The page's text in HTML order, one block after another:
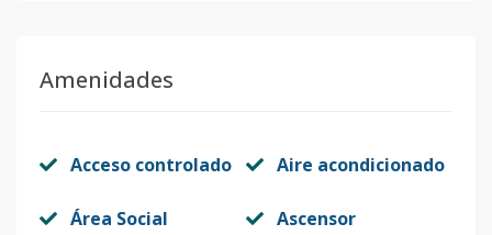
Amenidades
Acceso controlado Aire acondicionado
Área Social Ascensor